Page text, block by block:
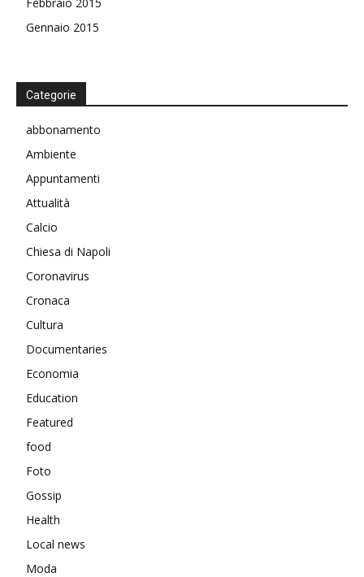
Gennaio 2015
Categorie
abbonamento
Ambiente
Appuntamenti
Attualità
Calcio
Chiesa di Napoli
Coronavirus
Cronaca
Cultura
Documentaries
Economia
Education
Featured
food
Foto
Gossip
Health
Local news
Moda